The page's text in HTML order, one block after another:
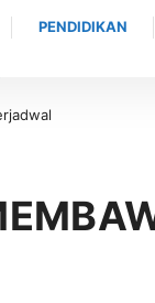
PENDIDIKAN
Saweu Sikula XI,